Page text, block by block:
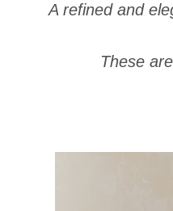
A refined and
These